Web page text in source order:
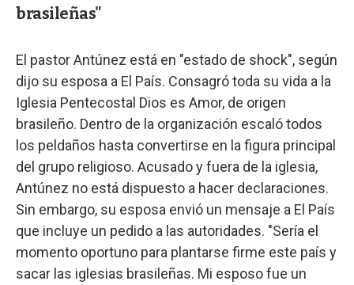
brasileñas"
El pastor Antúnez está en "estado de shock", según
dijo su esposa a El País. Consagró toda su vida a la
Iglesia Pentecostal Dios es Amor, de origen
brasileño. Dentro de la organización escaló todos
los peldaños hasta convertirse en la figura principal
del grupo religioso. Acusado y fuera de la iglesia,
Antúnez no está dispuesto a hacer declaraciones.
Sin embargo, su esposa envió un mensaje a El País
que incluye un pedido a las autoridades. "Sería el
momento oportuno para plantarse firme este país y
sacar las iglesias brasileñas. Mi esposo fue un